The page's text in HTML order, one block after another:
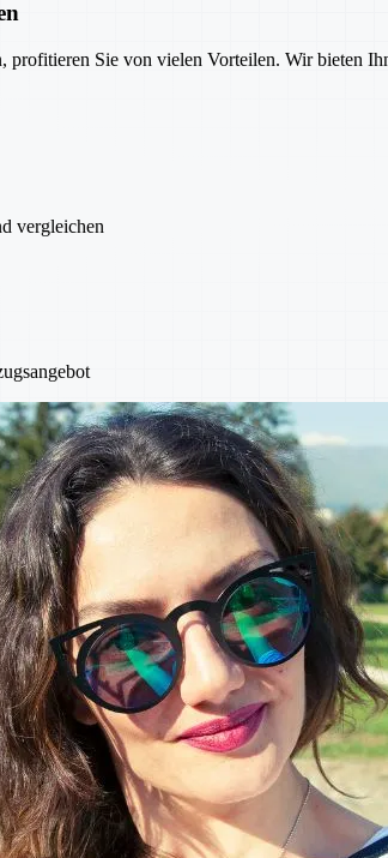
profitieren Sie von vielen Vorteilen. Wir bieten
vergleichen